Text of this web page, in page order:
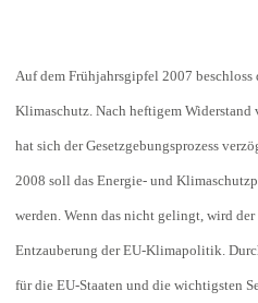
Auf dem Frühjahrsgipfel 2007
Klimaschutz. Nach heftigem
hat sich der Gesetzgebungsprozess
2008 soll das Energie- und
werden. Wenn das nicht gelingt, wird
Entzauberung der EU-Klimapolitik.
für die EU-Staaten und die wichtigsten